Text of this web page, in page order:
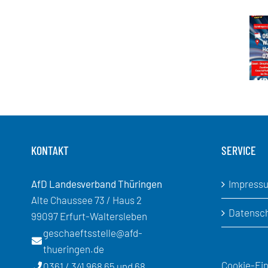
KONTAKT
AfD Landesverband Thüringen
Alte Chaussee 73 / Haus 2
99097 Erfurt-Waltersleben
geschaeftsstelle@afd-
thueringen.de
SERVICE
Cookie-